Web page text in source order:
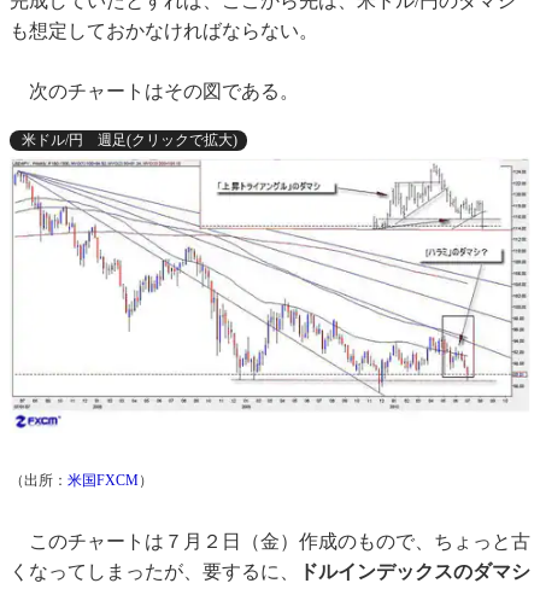
も想定しておかなければならない。
次のチャートはその図である。
米ドル/円 週足(クリックで拡大)
（出所： 米国FXCM）
このチャートは７月２日（金）作成のもので、ちょっと古
くなってしまったが、要するに、
ドルインデックスのダマシ